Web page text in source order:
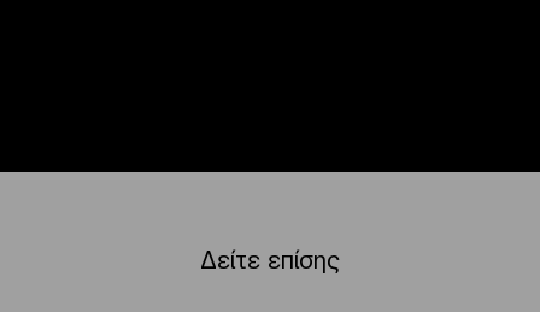
Δείτε επίσης